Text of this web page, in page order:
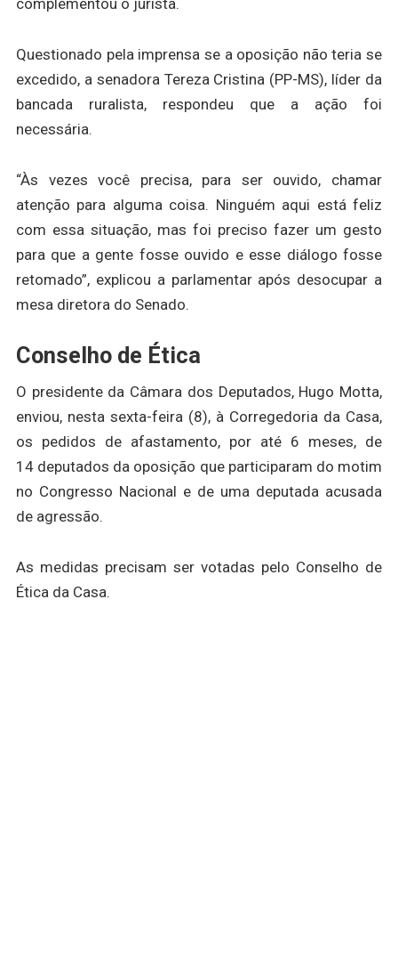
complementou o jurista.
Questionado pela imprensa se a oposição não teria se
excedido, a senadora Tereza Cristina (PP-MS), líder da
bancada ruralista, respondeu que a ação foi
necessária.
“Às vezes você precisa, para ser ouvido, chamar
atenção para alguma coisa. Ninguém aqui está feliz
com essa situação, mas foi preciso fazer um gesto
para que a gente fosse ouvido e esse diálogo fosse
retomado”, explicou a parlamentar após desocupar a
mesa diretora do Senado.
Conselho de Ética
O presidente da Câmara dos Deputados, Hugo Motta,
enviou, nesta sexta-feira (8), à Corregedoria da Casa,
os pedidos de afastamento, por até 6 meses, de
14 deputados da oposição que participaram do motim
no Congresso Nacional e de uma deputada acusada
de agressão.
As medidas precisam ser votadas pelo Conselho de
Ética da Casa.